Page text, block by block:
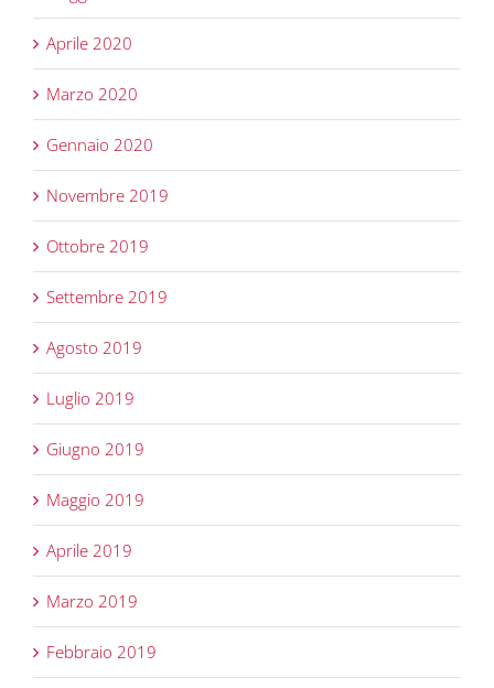
Aprile 2020
Marzo 2020
Gennaio 2020
Novembre 2019
Ottobre 2019
Settembre 2019
Agosto 2019
Luglio 2019
Giugno 2019
Maggio 2019
Aprile 2019
Marzo 2019
Febbraio 2019